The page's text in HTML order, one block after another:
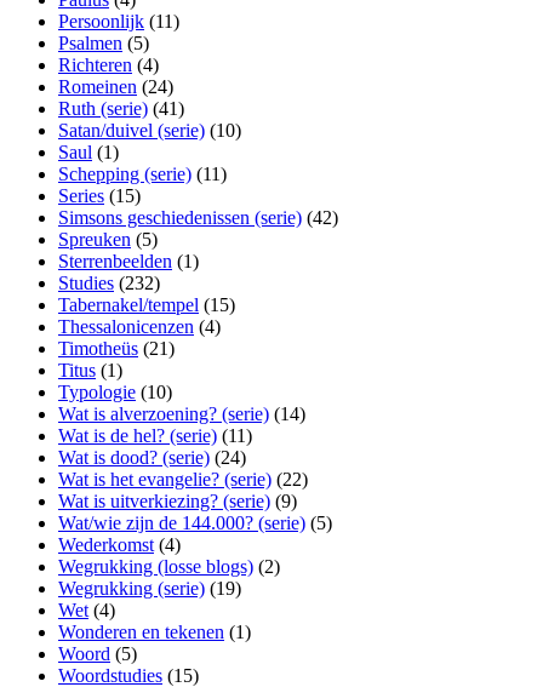
Persoonlijk (11)
Psalmen (5)
Richteren (4)
Romeinen (24)
Ruth (serie) (41)
Satan/duivel (serie) (10)
Saul (1)
Schepping (serie) (11)
Series (15)
Simsons geschiedenissen (serie) (42)
Spreuken (5)
Sterrenbeelden (1)
Studies (232)
Tabernakel/tempel (15)
Thessalonicenzen (4)
Timotheüs (21)
Titus (1)
Typologie (10)
Wat is alverzoening? (serie) (14)
Wat is de hel? (serie) (11)
Wat is dood? (serie) (24)
Wat is het evangelie? (serie) (22)
Wat is uitverkiezing? (serie) (9)
Wat/wie zijn de 144.000? (serie) (5)
Wederkomst (4)
Wegrukking (losse blogs) (2)
Wegrukking (serie) (19)
Wet (4)
Wonderen en tekenen (1)
Woord (5)
Woordstudies (15)